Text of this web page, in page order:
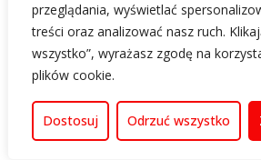
przeglądania, wyświetlać
treści oraz analizować nasz ruch.
wszystko”, wyrażasz zgodę na
plików cookie.
Dostosuj Odrzuć wszystko
Praca w UK Rozrywka w UK